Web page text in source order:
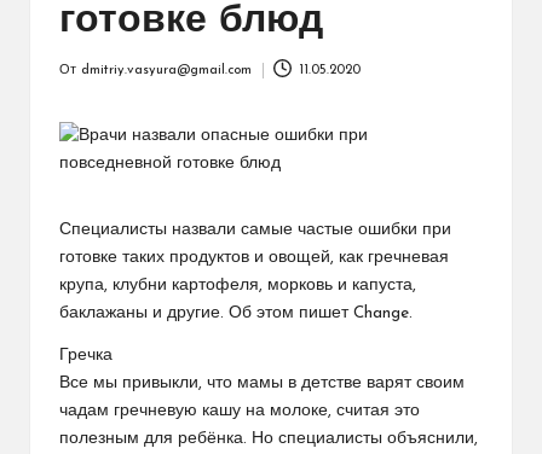
готовке блюд
От dmitriy.vasyura@gmail.com 11.05.2020
Специалисты назвали самые частые ошибки при
готовке таких продуктов и овощей, как гречневая
крупа, клубни картофеля, морковь и капуста,
баклажаны и другие. Об этом пишет Change.
Гречка
Все мы привыкли, что мамы в детстве варят своим
чадам гречневую кашу на молоке, считая это
полезным для ребёнка. Но специалисты объяснили,